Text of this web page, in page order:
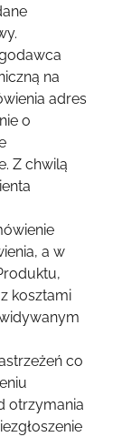
na
adres
o
Z chwilą
a w
kosztami
co
otrzymania